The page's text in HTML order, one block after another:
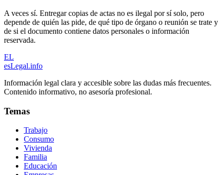
A veces sí. Entregar copias de actas no es ilegal por sí solo, pero
depende de quién las pide, de qué tipo de órgano o reunión se trate y
de si el documento contiene datos personales o información
reservada.
EL
esLegal.info
Información legal clara y accesible sobre las dudas más frecuentes.
Contenido informativo, no asesoría profesional.
Temas
Trabajo
Consumo
Vivienda
Familia
Educación